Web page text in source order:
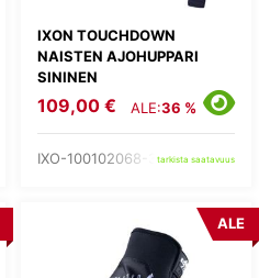
IXON TOUCHDOWN
NAISTEN AJOHUPPARI
SININEN
109,00 € ALE:36 %
IXO-100102068-37-tarkista saatavuus
ALE